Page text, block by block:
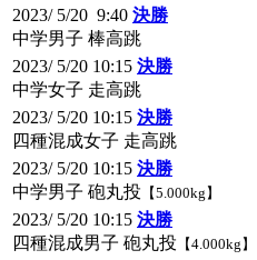
2023/ 5/20 9:40 決勝
中学男子 棒高跳
2023/ 5/20 10:15 決勝
中学女子 走高跳
2023/ 5/20 10:15 決勝
四種混成女子 走高跳
2023/ 5/20 10:15 決勝
中学男子 砲丸投 【5.000kg】
2023/ 5/20 10:15 決勝
四種混成男子 砲丸投 【4.000kg】